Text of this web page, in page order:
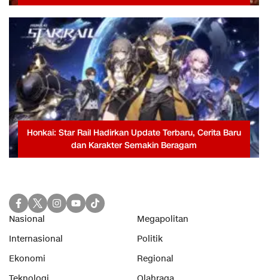
Honkai: Star Rail Hadirkan Update Terbaru, Cerita Baru
dan Karakter Semakin Beragam
Nasional
Megapolitan
Internasional
Politik
Ekonomi
Regional